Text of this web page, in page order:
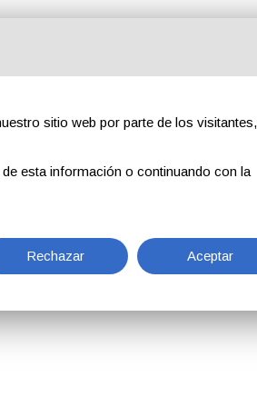
sitio web por parte de los visitantes,
esta información o continuando con la
Rechazar Aceptar